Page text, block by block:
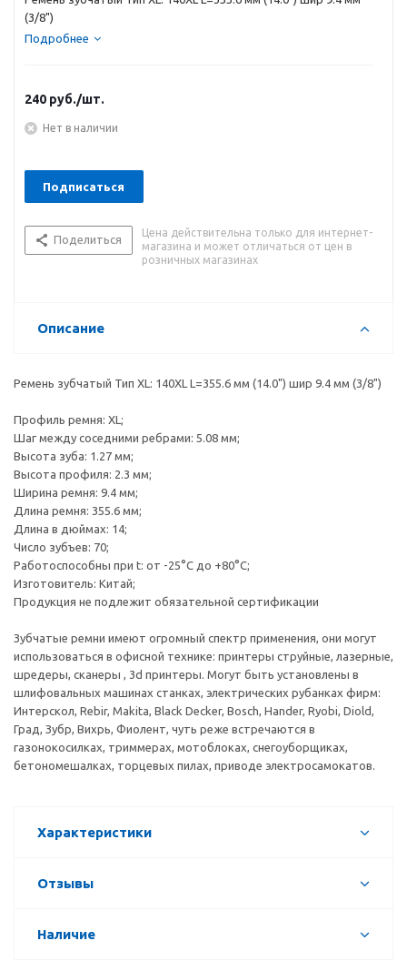
(3/8")
Подробнее
240 руб./шт.
Нет в наличии
Подписаться
Поделиться
Цена действительна только для интернет-
магазина и может отличаться от цен в
розничных магазинах
Описание
Ремень зубчатый Тип XL: 140XL L=355.6 мм (14.0") шир 9.4 мм (3/8")
Профиль ремня: XL;
Шаг между соседними ребрами: 5.08 мм;
Высота зуба: 1.27 мм;
Высота профиля: 2.3 мм;
Ширина ремня: 9.4 мм;
Длина ремня: 355.6 мм;
Длина в дюймах: 14;
Число зубъев: 70;
Работоспособны при t: от -25°C до +80°C;
Изготовитель: Китай;
Продукция не подлежит обязательной сертификации
Зубчатые ремни имеют огромный спектр применения, они могут
использоваться в офисной технике: принтеры струйные, лазерные,
шредеры, сканеры , 3d принтеры. Могут быть установлены в
шлифовальных машинах станках, электрических рубанках фирм:
Интерскол, Rebir, Makita, Black Decker, Bosch, Hander, Ryobi, Diold,
Град, Зубр, Вихрь, Фиолент, чуть реже встречаются в
газонокосилках, триммерах, мотоблоках, снегоуборщиках,
бетономешалках, торцевых пилах, приводе электросамокатов.
Характеристики
Отзывы
Наличие